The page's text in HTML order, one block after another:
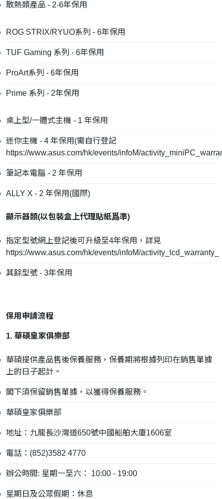
散熱類產品 - 2-6年保用
ROG STRIX/RYUO系列 - 6年保用
TUF Gaming 系列 - 6年保用
ProArt系列 - 6年保用
Prime 系列 - 2年保用
桌上型/一體式主機 - 1 年保用
迷你主機 - 4 年保用(需自行登記
https://www.asus.com/hk/events/infoM/
筆記本電腦 - 2 年保用
ALLY X - 2 年保用(國際)
顯示器類(以包裝盒上代理貼紙爲準)
指定型號網上登記後可升級至4年保用，詳見
https://www.asus.com/hk/events/infoM/activity_lcd_warranty_
其餘型號 - 3年保用
保用申請流程
1. 華碩皇家俱樂部
華碩提供產品售後保養服務，保養期將根據列印在銷售單據
上的日子起計。
閣下須保留銷售單據，以獲得保養服務。
華碩皇家俱樂部
地址：九龍長沙灣道650號中國船舶大廈1606室
電話：(852)3582 4770
辦公時間: 星期一至六： 10:00 - 19:00
星期日及公眾假期：休息